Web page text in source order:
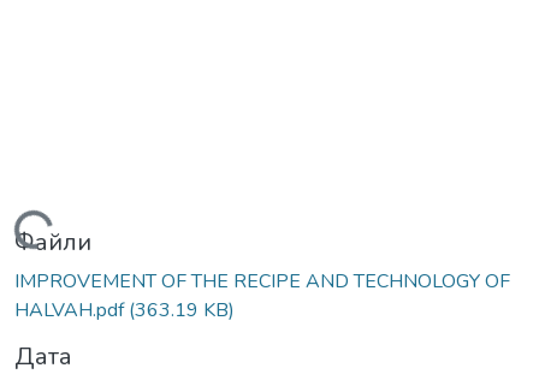
Вантажиться...
Файли
IMPROVEMENT OF THE RECIPE AND TECHNOLOGY OF
HALVAH.pdf(363.19 KB)
Дата